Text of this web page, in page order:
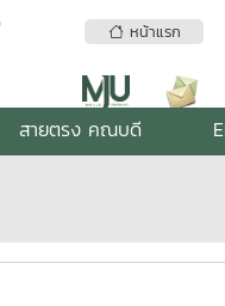
หน้าแรก
สายตรง คณบดี